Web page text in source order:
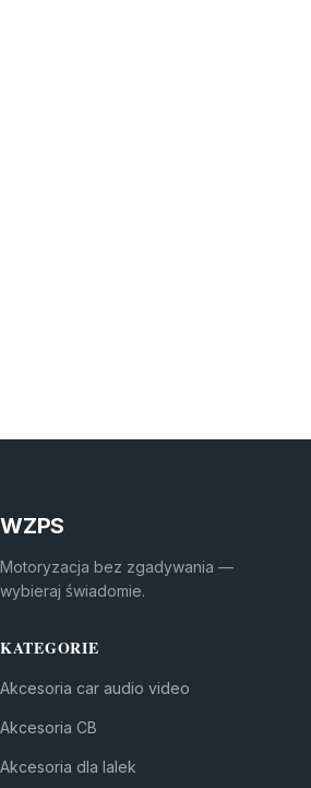
WZPS
Motoryzacja bez zgadywania —
wybieraj świadomie.
KATEGORIE
Akcesoria car audio video
Akcesoria CB
Akcesoria dla lalek